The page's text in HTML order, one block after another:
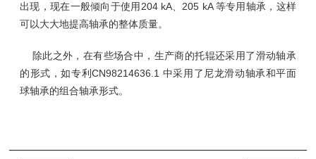
出现，现在一般倾向于使用204 kA、205 kA 等专用轴承，这样
可以大大地提高轴承的整体质量。
除此之外，在有些场合中，生产商的托辊还采用了滑动轴承
的形式，如专利CN98214636.1 中采用了尼龙滑动轴承和平面
球轴承的组合轴承形式。